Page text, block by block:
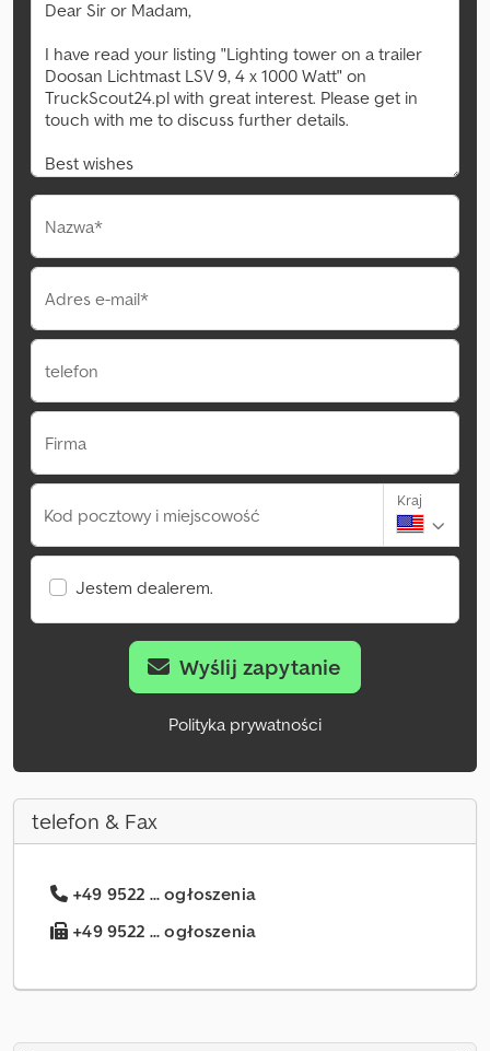
Nazwa*
Adres e-mail*
telefon
Firma
Kod pocztowy i miejscowość
Kraj
Jestem dealerem.
Wyślij zapytanie
Polityka prywatności
telefon & Fax
+49 9522 ... ogłoszenia
+49 9522 ... ogłoszenia